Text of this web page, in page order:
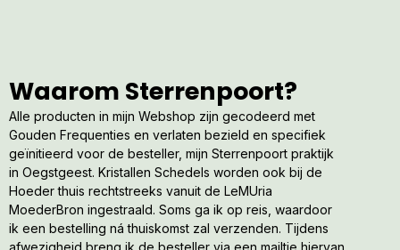
Mijn producten op deze website komen dus nimmer in
de plaats van het advies en/of behandeling van een
huisarts of specialist.
Als u een specifieke Healing vraag hebt of denkt dat u
aan een medische aandoening lijdt, moet u ten allen tijde
onmiddellijk medische hulp inroepen van een arts of
specialist. U mag het zoeken van medisch advies nooit
uitstellen, negeren of stopzetten.
Mijn Healing producten komen nog niet in aanmerking
Waarom Sterrenpoort?
Alle producten in mijn Webshop zijn gecodeerd met
Gouden Frequenties en verlaten bezield en specifiek
geïnitieerd voor de besteller, mijn Sterrenpoort praktijk
in Oegstgeest. Kristallen Schedels worden ook bij de
Hoeder thuis rechtstreeks vanuit de LeMUria
MoederBron ingestraald. Soms ga ik op reis, waardoor
ik een bestelling ná thuiskomst zal verzenden. Tijdens